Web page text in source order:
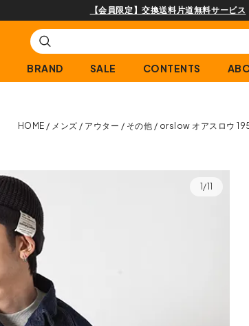
購入商品[¥2,000(税込)以上]のレビュ
BRAND SALE CONTENTS
HOME メンズ アウター その他 orslow オアスロウ
1/11